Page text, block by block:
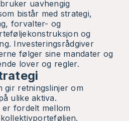
uavhengig
bistår med strategi,
forvalter- og
og
Investeringsrådgiver
følger sine mandater og
lover og regler.
gir retningslinjer om
ulike aktiva.
er fordelt mellom